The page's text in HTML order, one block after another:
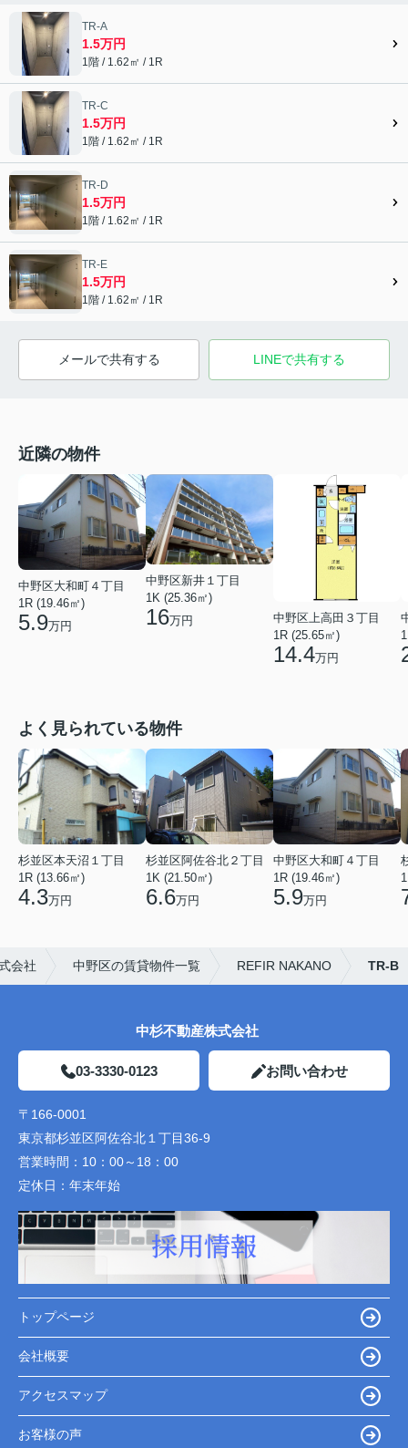
TR-A
1.5万円
1階 / 1.62㎡ / 1R
TR-C
1.5万円
1階 / 1.62㎡ / 1R
TR-D
1.5万円
1階 / 1.62㎡ / 1R
TR-E
1.5万円
1階 / 1.62㎡ / 1R
メールで共有する LINEで共有する
近隣の物件
中野区大和町４丁目
1R (19.46㎡)
5.9万円
中野区新井１丁目
1K (25.36㎡)
16万円
中野区上高田３丁目
1R (25.65㎡)
14.4万円
よく見られている物件
杉並区本天沼１丁目
1R (13.66㎡)
4.3万円
杉並区阿佐谷北２丁目
1K (21.50㎡)
6.6万円
中野区大和町４丁目
1R (19.46㎡)
5.9万円
会社 中野区の賃貸物件一覧 REFIR NAKANO TR-B
中杉不動産株式会社
03-3330-0123 お問い合わせ
〒166-0001
東京都杉並区阿佐谷北１丁目36-9
営業時間： 10：00～18：00
定休日： 年末年始
トップページ
会社概要
アクセスマップ
お客様の声